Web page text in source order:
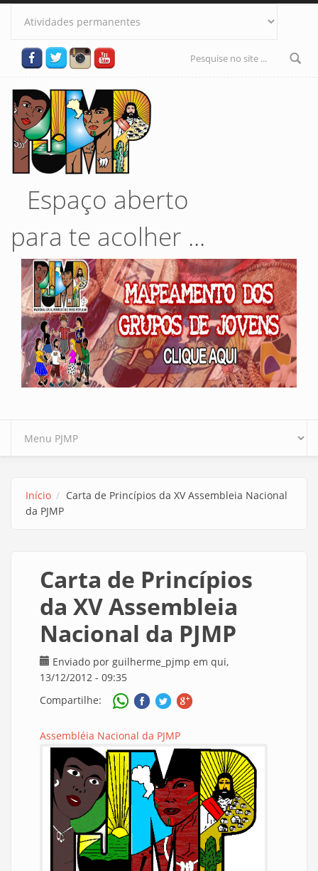
Pular para o conteúdo principal
Formulário
Espaço aberto
para te acolher ...
Início
Carta de Princípios da XV Assembleia Nacional
da PJMP
Carta de Princípios
da XV Assembleia
Nacional da PJMP
Enviado por guilherme_pjmp em qui,
13/12/2012 - 09:35
Compartilhe:
Assembléia Nacional da PJMP